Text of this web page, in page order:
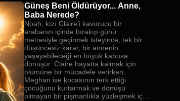
Güneş Beni Öldürüyor... Anne,
Baba Nerede?
Noah, kızı Claire’i kavurucu bir
arabanın içinde bırakıp günü
metresiyle geçirmek isteyince, tek bir
düşüncesiz karar, bir annenin
yaşayabileceği en büyük kabusa
dönüşür. Claire hayatta kalmak için
ölümüne bir mücadele verirken,
Meghan ise kocasının terk ettiği
çocuğunu kurtarmak ve dönüşü
olmayan bir pişmanlıkla yüzleşmek için